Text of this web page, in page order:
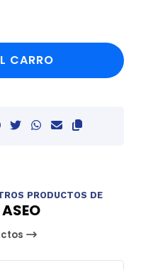
CARRO
PRODUCTOS DE